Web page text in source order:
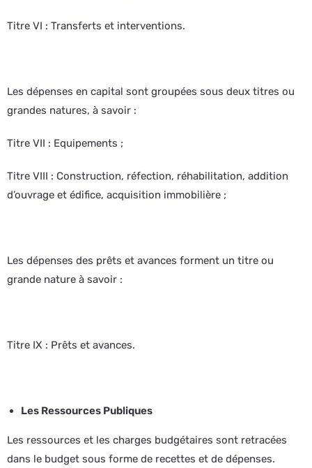
Titre VI : Transferts et interventions.
Les dépenses en capital sont groupées sous deux titres ou
grandes natures, à savoir :
Titre VII : Equipements ;
Titre VIII : Construction, réfection, réhabilitation, addition
d’ouvrage et édifice, acquisition immobilière ;
Les dépenses des prêts et avances forment un titre ou
grande nature à savoir :
Titre IX : Prêts et avances.
Les Ressources Publiques
Les ressources et les charges budgétaires sont retracées
dans le budget sous forme de recettes et de dépenses.